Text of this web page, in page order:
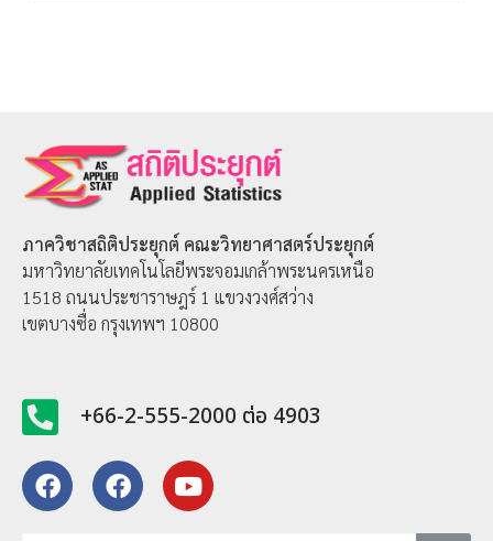
ภาควิชาสถิติประยุกต์ คณะวิทยาศาสตร์ประยุกต์
มหาวิทยาลัยเทคโนโลยีพระจอมเกล้าพระนครเหนือ
1518 ถนนประชาราษฎร์ 1 แขวงวงศ์สว่าง
เขตบางซื่อ กรุงเทพฯ 10800
+66-2-555-2000 ต่อ 4903